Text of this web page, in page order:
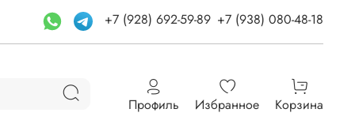
+7 (928) 692-59-89 +7 (938) 080-48-18
Профиль Избранное Корзина